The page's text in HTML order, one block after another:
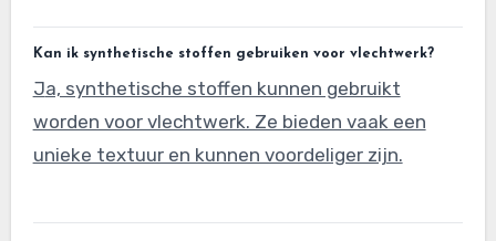
Kan ik synthetische stoffen gebruiken voor vlechtwerk?
Ja, synthetische stoffen kunnen gebruikt
worden voor vlechtwerk. Ze bieden vaak een
unieke textuur en kunnen voordeliger zijn.